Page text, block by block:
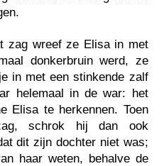
zag wreef ze Elisa in met
donkerbruin werd, ze
in met een stinkende zalf
helemaal in de war: het
Elisa te herkennen. Toen
schrok hij dan ook
dit zijn dochter niet was;
haar weten, behalve de